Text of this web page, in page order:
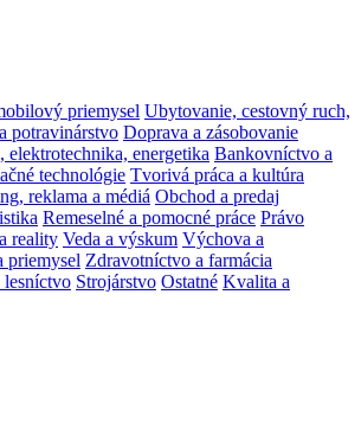
priemysel Ubytovanie, cestovný ruch,
potravinárstvo Doprava a zásobovanie
elektrotechnika, energetika Bankovníctvo a
technológie Tvorivá práca a kultúra
reklama a médiá Obchod a predaj
Remeselné a pomocné práce Právo
reality Veda a výskum Výchova a
priemysel Zdravotníctvo a farmácia
lesníctvo Strojárstvo Ostatné Kvalita a